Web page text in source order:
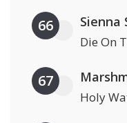
66 Sienna
Die On
67
Holy